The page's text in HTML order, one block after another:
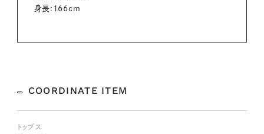
身長:166cm
COORDINATE ITEM
トップス